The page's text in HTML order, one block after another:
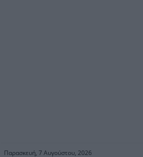
Παρασκευή, 7 Αυγούστου, 2026